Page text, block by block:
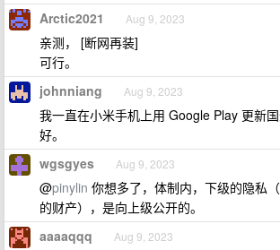
Arctic2021 Aug 9, 2023
亲测， [断网再装]
可行。
johnniang Aug 9, 2023
我一直在小米手机上用 Google Play 更新
好。
wgsgyes Aug 9, 2023
@pinylin 你想多了，体制内，下级的隐私
的财产），是向上级公开的。
aaaaqqq Aug 9, 2023